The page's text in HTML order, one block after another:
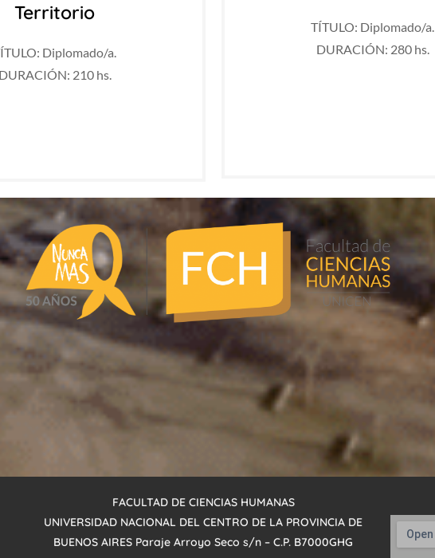
Territorio
Diplomado/a.
DURACIÓN: 210 hs.
TÍTULO: Diplomado/a.
DURACIÓN: 280 hs.
FACULTAD DE CIENCIAS HUMANAS
UNIVERSIDAD NACIONAL DEL CENTRO DE LA PROVINCIA DE
BUENOS AIRES Paraje ArroyoSeco s/n – C.P. B7000GHG